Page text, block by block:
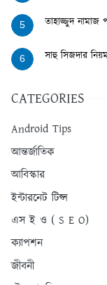
5 তাহাজ্জুদ নামাজ
6 সাহু সিজদার
CATEGORIES
Android Tips
আন্তর্জাতিক
আবিস্কার
ইন্টারনেট টিপ্স
এস ই ও ( S E O)
ক্যাপশন
জীবনী